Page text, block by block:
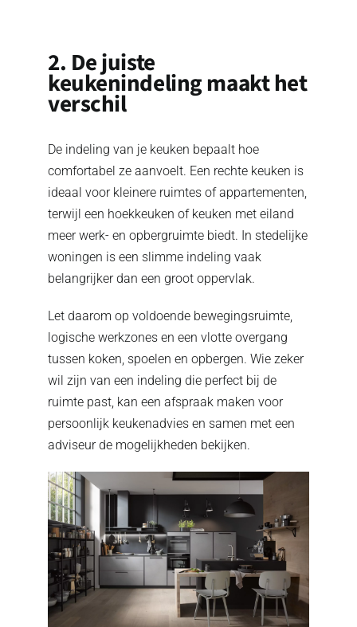
2. De juiste
keukenindeling maakt het
verschil
De indeling van je keuken bepaalt hoe
comfortabel ze aanvoelt. Een rechte keuken is
ideaal voor kleinere ruimtes of appartementen,
terwijl een hoekkeuken of keuken met eiland
meer werk- en opbergruimte biedt. In stedelijke
woningen is een slimme indeling vaak
belangrijker dan een groot oppervlak.
Let daarom op voldoende bewegingsruimte,
logische werkzones en een vlotte overgang
tussen koken, spoelen en opbergen. Wie zeker
wil zijn van een indeling die perfect bij de
ruimte past, kan een afspraak maken voor
persoonlijk keukenadviesen samen met een
adviseur de mogelijkheden bekijken.